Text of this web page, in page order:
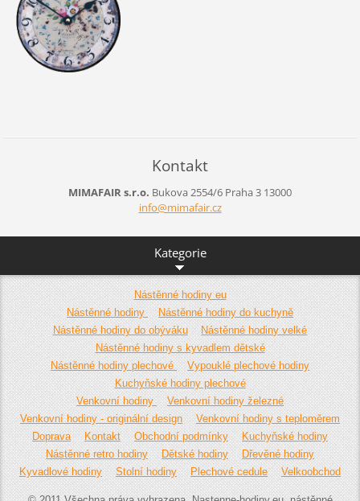
Kontakt
MIMAFAIR s.r.o. Bukova 2554/6 Praha 3 13000
info@mimafair.cz
Kategorie
Nástěnné hodiny eu
Nástěnné hodiny
Nástěnné hodiny do kuchyně
Nástěnné hodiny do obýváku
Nástěnné hodiny velké
Nástěnné hodiny s kyvadlem dětské
Nástěnné hodiny plechové
Vypouklé plechové hodiny
Kuchyňské hodiny plechové
Venkovní hodiny
Venkovní hodiny železné
Venkovní hodiny - originální design
Venkovní hodiny s teploměrem
Doprava
Kontakt Obchodní podmínky
Kuchyňské hodiny
Nástěnné retro hodiny
Dětské hodiny
Dřevěné hodiny
Kyvadlové hodiny
Stolní hodiny Plechové cedule Velkoobchod